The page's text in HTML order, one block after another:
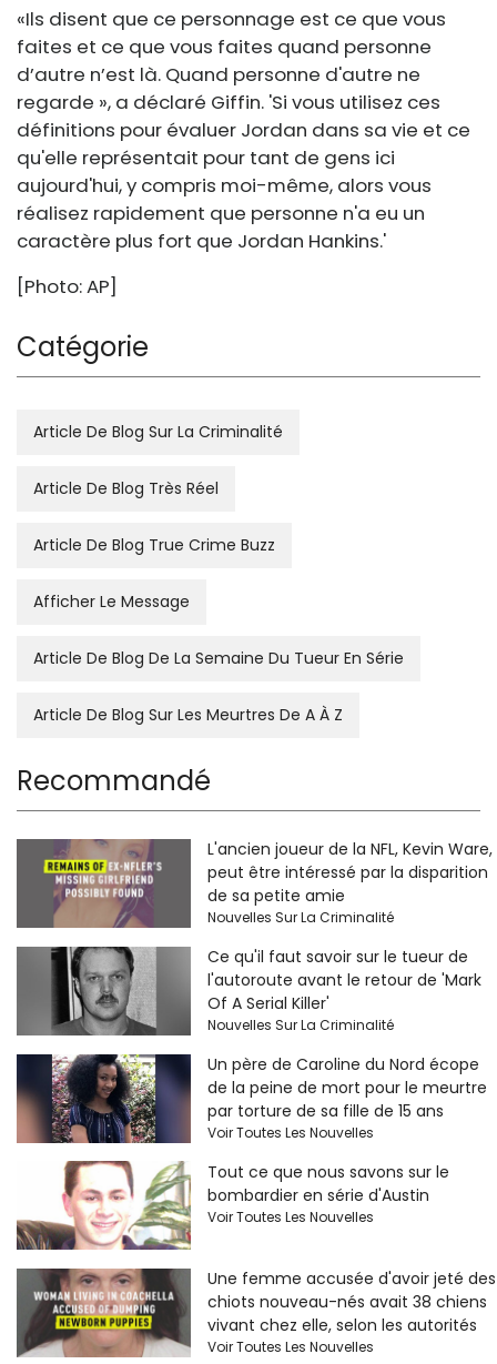
«Ils disent que ce personnage est ce que vous
faites et ce que vous faites quand personne
d’autre n’est là. Quand personne d'autre ne
regarde », a déclaré Giffin. 'Si vous utilisez ces
définitions pour évaluer Jordan dans sa vie et ce
qu'elle représentait pour tant de gens ici
aujourd'hui, y compris moi-même, alors vous
réalisez rapidement que personne n'a eu un
caractère plus fort que Jordan Hankins.'
[Photo: AP]
Catégorie
Article De Blog Sur La Criminalité
Article De Blog Très Réel
Article De Blog True Crime Buzz
Afficher Le Message
Article De Blog De La Semaine Du Tueur En Série
Article De Blog Sur Les Meurtres De A À Z
Recommandé
L'ancien joueur de la NFL, Kevin Ware,
peut être intéressé par la disparition
de sa petite amie
Nouvelles Sur La Criminalité
Ce qu'il faut savoir sur le tueur de
l'autoroute avant le retour de 'Mark
Of A Serial Killer'
Nouvelles Sur La Criminalité
Un père de Caroline du Nord écope
de la peine de mort pour le meurtre
par torture de sa fille de 15 ans
Voir Toutes Les Nouvelles
Tout ce que nous savons sur le
bombardier en série d'Austin
Voir Toutes Les Nouvelles
Une femme accusée d'avoir jeté des
chiots nouveau-nés avait 38 chiens
vivant chez elle, selon les autorités
Voir Toutes Les Nouvelles